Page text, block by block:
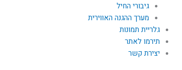
גיבורי החיל
מערך ההגנה האווירית
גלריית תמונות
תירמו לאתר
יצירת קשר